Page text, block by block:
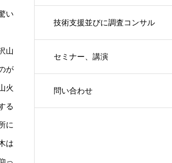
い
山
が
火
る
に
は
技術支援並びに調査コンサル
セミナー、講演
問い合わせ